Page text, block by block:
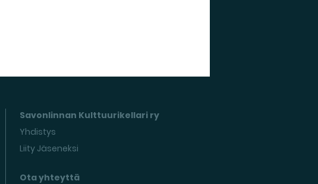
Savonlinnan Kulttuurikellari ry
Yhdistys
Liity Jäseneksi
Ota yhteyttä